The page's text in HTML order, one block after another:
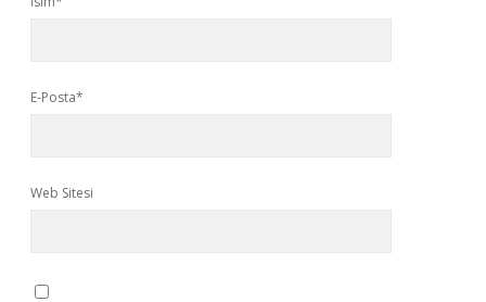
E-Posta*
Web Sitesi